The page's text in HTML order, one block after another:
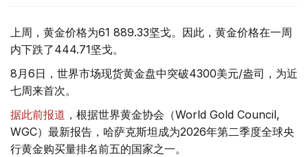
上周，黄金价格为61 889.33坚戈。因此，黄金价格在一周
内下跌了444.71坚戈。
8月6日，世界市场现货黄金盘中突破4300美元/盎司，为近
七周来首次。
据此前报道 ，根据世界黄金协会（World Gold Council,
WGC）最新报告，哈萨克斯坦成为2026年第二季度全球央
行黄金购买量排名前五的国家之一。